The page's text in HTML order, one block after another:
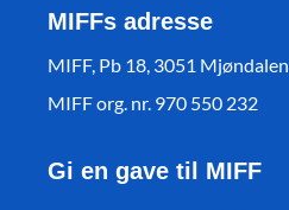
MIFFs adresse
MIFF, Pb 18, 3051 Mjøndalen
MIFF org. nr. 970 550 232
Gi en gave til MIFF